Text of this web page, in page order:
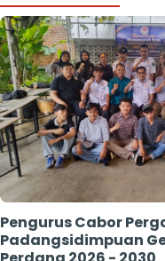
Pengurus Cabor
Padangsidimpuan